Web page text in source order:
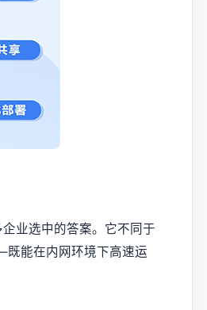
业选中的答案。它不同于
能在内网环境下高速运